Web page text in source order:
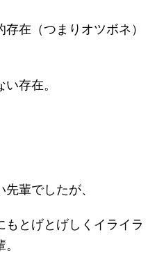
在（つまりオツボネ）
存在。
輩でしたが、
とげとげしくイライラ